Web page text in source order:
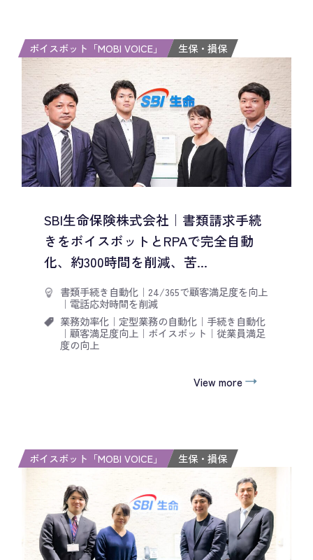
ボイスボット「MOBI VOICE」 生保・損保
SBI生命保険株式会社｜書類請求手続
きをボイスボットとRPAで完全自動
化、約300時間を削減、苦...
書類手続き自動化｜ 24/365で顧客満足度を向上
｜ 電話応対時間を削減
業務効率化｜ 定型業務の自動化｜ 手続き自動化
｜ 顧客満足度向上 ｜ ボイスボット ｜ 従業員満足
度の向上
View more
ボイスボット「MOBI VOICE」 生保・損保